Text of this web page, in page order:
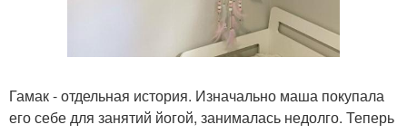
Гамак - отдельная история. Изначально маша покупала
его себе для занятий йогой, занималась недолго. Теперь